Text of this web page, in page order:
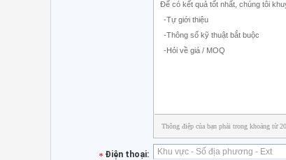
Thông điệp của bạn phải trong khoảng từ
Điện thoại: